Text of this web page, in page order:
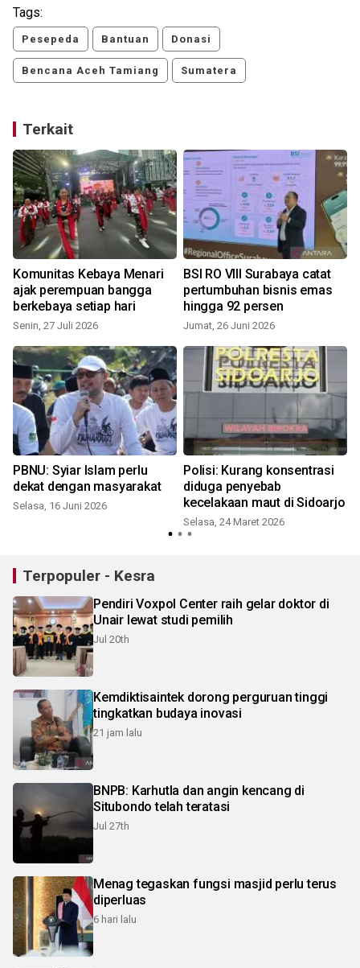
Tags:
Pesepeda Bantuan Donasi
Bencana Aceh Tamiang Sumatera
Terkait
Komunitas Kebaya Menari
ajak perempuan bangga
berkebaya setiap hari
Senin, 27 Juli 2026
BSI RO VIII Surabaya catat
pertumbuhan bisnis emas
hingga 92 persen
Jumat, 26 Juni 2026
PBNU: Syiar Islam perlu
dekat dengan masyarakat
Selasa, 16 Juni 2026
Polisi: Kurang konsentrasi
diduga penyebab
kecelakaan maut di Sidoarjo
Selasa, 24 Maret 2026
Terpopuler - Kesra
Pendiri Voxpol Center raih gelar doktor di
Unair lewat studi pemilih
Jul 20th
Kemdiktisaintek dorong perguruan tinggi
tingkatkan budaya inovasi
21 jam lalu
BNPB: Karhutla dan angin kencang di
Situbondo telah teratasi
Jul 27th
Menag tegaskan fungsi masjid perlu terus
diperluas
6 hari lalu